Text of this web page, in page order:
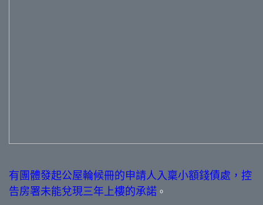
有團體發起公屋輪候冊的申請人入稟小額錢債處，控
告房署未能兌現三年上樓的承諾 。